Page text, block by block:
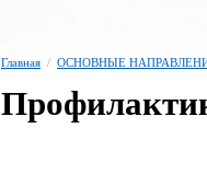
Главная / ОСНОВНЫЕ